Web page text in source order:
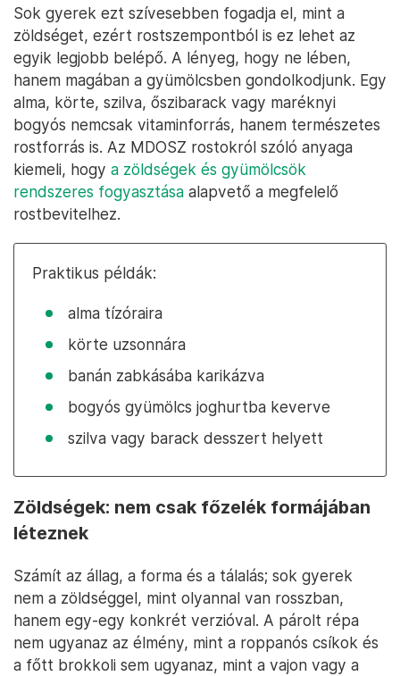
Sok gyerek ezt szívesebben fogadja el, mint a
zöldséget, ezért rostszempontból is ez lehet az
egyik legjobb belépő. A lényeg, hogy ne lében,
hanem magában a gyümölcsben gondolkodjunk. Egy
alma, körte, szilva, őszibarack vagy maréknyi
bogyós nemcsak vitaminforrás, hanem természetes
rostforrás is. Az MDOSZ rostokról szóló anyaga
kiemeli, hogy a zöldségek és gyümölcsök
rendszeres fogyasztása alapvető a megfelelő
rostbevitelhez.
Praktikus példák:
alma tízóraira
körte uzsonnára
banán zabkásába karikázva
bogyós gyümölcs joghurtba keverve
szilva vagy barack desszert helyett
Zöldségek: nem csak főzelék formájában
léteznek
Számít az állag, a forma és a tálalás; sok gyerek
nem a zöldséggel, mint olyannal van rosszban,
hanem egy-egy konkrét verzióval. A párolt répa
nem ugyanaz az élmény, mint a roppanós csíkok és
a főtt brokkoli sem ugyanaz, mint a vajon vagy a